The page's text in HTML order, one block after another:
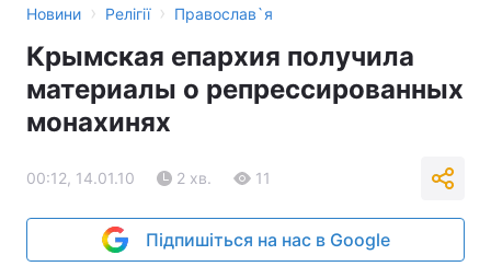
Новини › Релігії › Православ`я
Крымская епархия получила
материалы о репрессированных
монахинях
00:12, 14.01.10 2 хв. 11
Підпишіться на нас в Google